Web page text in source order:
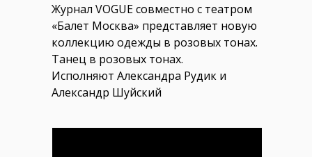
Журнал VOGUE cовместно с театром
«Балет Москва» представляет новую
коллекцию одежды в розовых тонах.
Танец в розовых тонах.
Исполняют Александра Рудик и
Александр Шуйский